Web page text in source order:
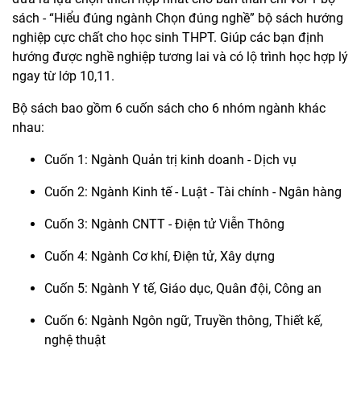
sách - “Hiểu đúng ngành Chọn đúng nghề” bộ sách hướng
nghiệp cực chất cho học sinh THPT. Giúp các bạn định
hướng được nghề nghiệp tương lai và có lộ trình học hợp lý
ngay từ lớp 10,11.
Bộ sách bao gồm 6 cuốn sách cho 6 nhóm ngành khác
nhau:
Cuốn 1: Ngành Quản trị kinh doanh - Dịch vụ
Cuốn 2: Ngành Kinh tế - Luật - Tài chính - Ngân hàng
Cuốn 3: Ngành CNTT - Điện tử Viễn Thông
Cuốn 4: Ngành Cơ khí, Điện tử, Xây dựng
Cuốn 5: Ngành Y tế, Giáo dục, Quân đội, Công an
Cuốn 6: Ngành Ngôn ngữ, Truyền thông, Thiết kế,
nghệ thuật